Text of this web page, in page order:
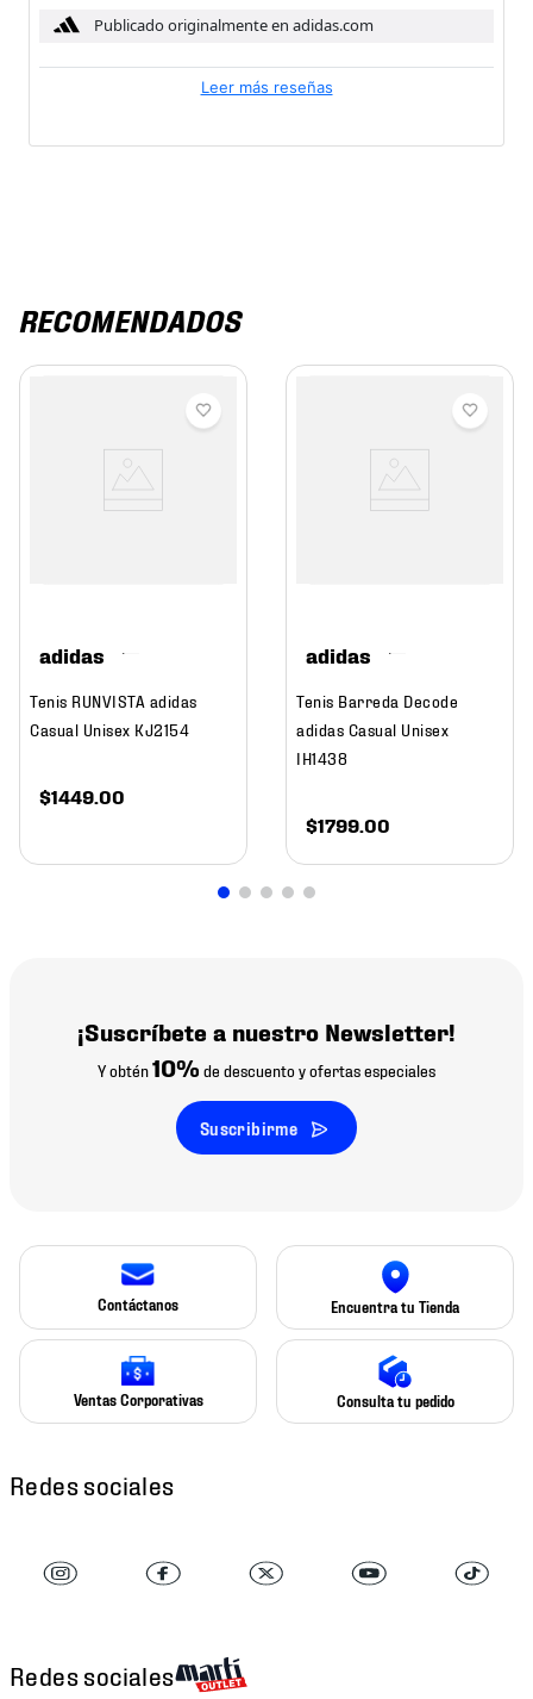
Publicado originalmente en adidas.com
Leer más reseñas
RECOMENDADOS
adidas
Tenis RUNVISTA adidas
Casual Unisex KJ2154
$1449 00
adidas
Tenis Barreda Decode
adidas Casual Unisex
IH1438
$1799 00
¡Suscríbete a nuestro Newsletter!
Y obtén10% de descuento y ofertas especiales
Suscribirme
Contáctanos Encuentra tu Tienda
Ventas Corporativas Consulta tu pedido
Redes sociales
Redes sociales